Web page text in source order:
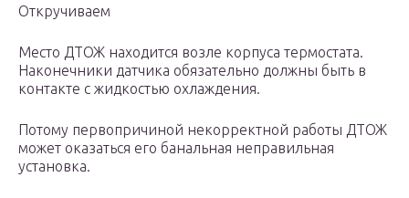
Откручиваем
Место ДТОЖ находится возле корпуса термостата.
Наконечники датчика обязательно должны быть в
контакте с жидкостью охлаждения.
Потому первопричиной некорректной работы ДТОЖ
может оказаться его банальная неправильная
установка.